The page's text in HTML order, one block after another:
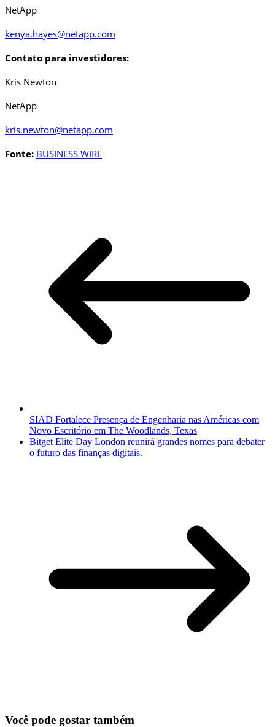
NetApp
kenya.hayes@netapp.com
Contato para investidores:
Kris Newton
NetApp
kris.newton@netapp.com
Fonte: BUSINESS WIRE
SIAD Fortalece Presença de Engenharia nas Américas com
Novo Escritório em The Woodlands, Texas
Bitget Elite Day London reunirá grandes nomes para debater
o futuro das finanças digitais.
Você pode gostar também